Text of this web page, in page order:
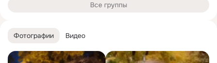
Фотографии Видео
Все группы